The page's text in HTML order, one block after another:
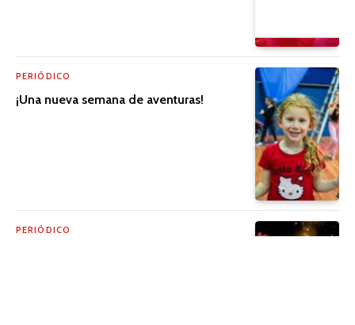
PERIÓDICO
¡Una nueva semana de aventuras!
PERIÓDICO